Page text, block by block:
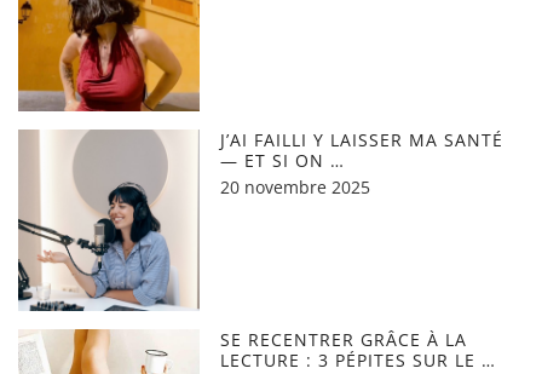
J’AI FAILLI Y LAISSER MA SANTÉ
— ET SI ON …
20 novembre 2025
SE RECENTRER GRÂCE À LA
LECTURE : 3 PÉPITES SUR LE …